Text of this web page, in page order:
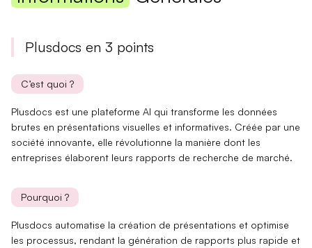
Plusdocs en 3 points
C’est quoi ?
Plusdocs est une plateforme AI quitransforme les données
brutes en présentations visuelles et informatives. Créée par une
société innovante, elle révolutionne la manière dont les
entreprises élaborent leurs rapports de recherche de marché.
Pourquoi ?
Plusdocs automatise la création de présentations et optimise
les processus, rendant la génération de rapports plus rapide et